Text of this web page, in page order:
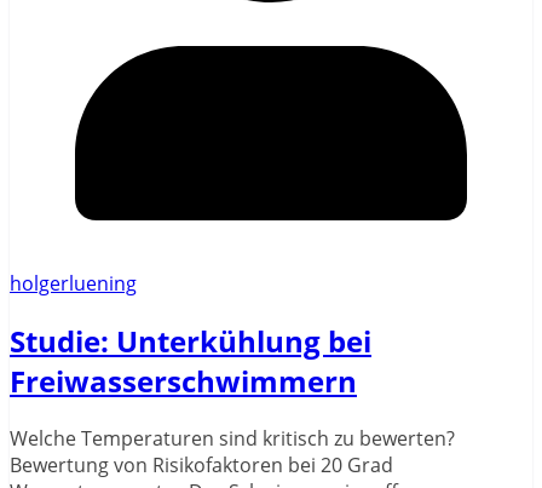
holgerluening
Studie: Unterkühlung bei
Freiwasserschwimmern
Welche Temperaturen sind kritisch zu bewerten?
Bewertung von Risikofaktoren bei 20 Grad